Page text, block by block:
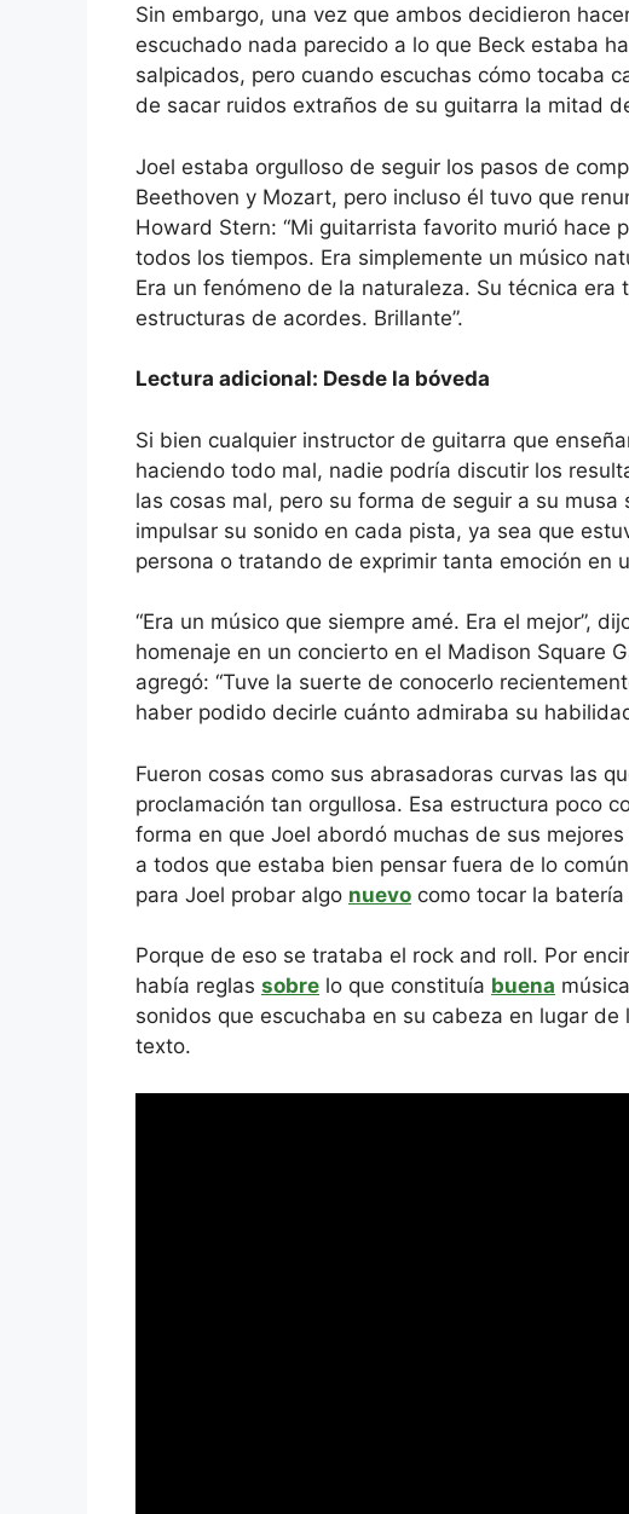
Sin embargo, una vez que ambos decidieron
escuchado nada parecido a lo que Beck estaba
salpicados, pero cuando escuchas cómo tocaba
de sacar ruidos extraños de su guitarra la mitad
Joel estaba orgulloso de seguir los pasos de
Beethoven y Mozart, pero incluso él tuvo que
Howard Stern: “Mi guitarrista favorito murió hace
todos los tiempos. Era simplemente un músico
Era un fenómeno de la naturaleza. Su técnica
estructuras de acordes. Brillante”.
Lectura adicional: Desde la bóveda
Si bien cualquier instructor de guitarra que
haciendo todo mal, nadie podría discutir los
las cosas mal, pero su forma de seguir a su
impulsar su sonido en cada pista, ya sea que
persona o tratando de exprimir tanta emoción en
“Era un músico que siempre amé. Era el mejor”,
homenaje en un concierto en el Madison Square
agregó: “Tuve la suerte de conocerlo
haber podido decirle cuánto admiraba su
Fueron cosas como sus abrasadoras curvas las
proclamación tan orgullosa. Esa estructura poco
forma en que Joel abordó muchas de sus
a todos que estaba bien pensar fuera de lo
para Joel probar algo nuevo como tocar la batería
Porque de eso se trataba el rock and roll. Por
había reglas sobre lo que constituía buena
sonidos que escuchaba en su cabeza en lugar
texto.